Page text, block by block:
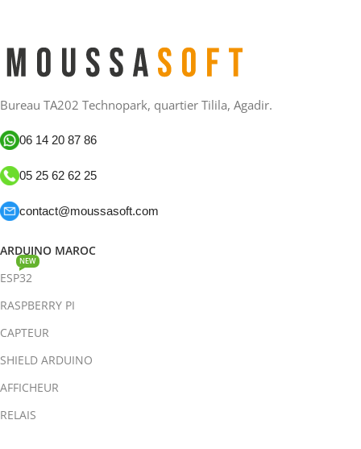
Bureau TA202 Technopark, quartier Tilila, Agadir.
06 14 20 87 86
05 25 62 62 25
contact@moussasoft.com
ARDUINO MAROC
ESP32
NEW
RASPBERRY PI
CAPTEUR
SHIELD ARDUINO
AFFICHEUR
RELAIS